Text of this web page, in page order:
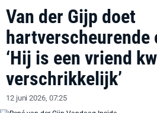
Van der Gijp doet
‘Hij is een vriend
verschrikkelijk’
12 juni 2026, 07:25